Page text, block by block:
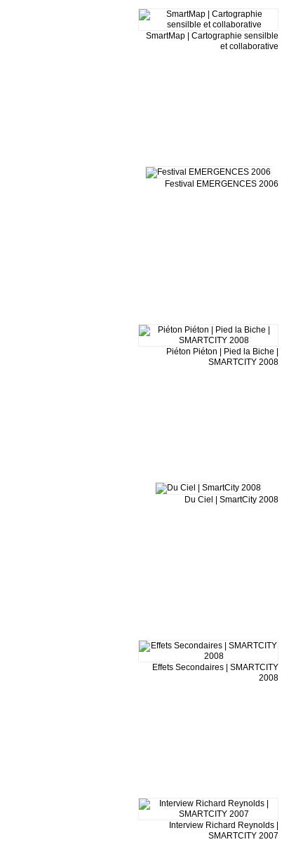
SmartMap | Cartographie sensilble
et collaborative
Festival EMERGENCES 2006
Piéton Piéton | Pied la Biche |
SMARTCITY 2008
Du Ciel | SmartCity 2008
Effets Secondaires | SMARTCITY
2008
Interview Richard Reynolds |
SMARTCITY 2007